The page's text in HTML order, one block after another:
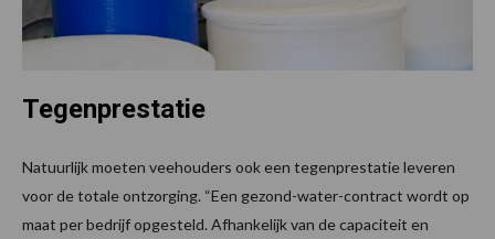
Tegenprestatie
Natuurlijk moeten veehouders ook een tegenprestatie leveren
voor de totale ontzorging. “Een gezond-water-contract wordt op
maat per bedrijf opgesteld. Afhankelijk van de capaciteit en